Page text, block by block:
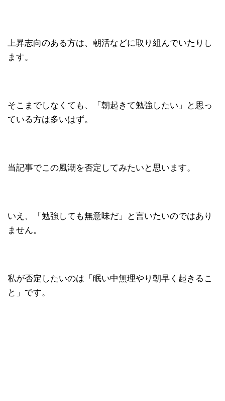
上昇志向のある方は、朝活などに取り組んでいたりし
ます。
そこまでしなくても、「朝起きて勉強したい」と思っ
ている方は多いはず。
当記事でこの風潮を否定してみたいと思います。
いえ、「勉強しても無意味だ」と言いたいのではあり
ません。
私が否定したいのは「眠い中無理やり朝早く起きるこ
と」です。